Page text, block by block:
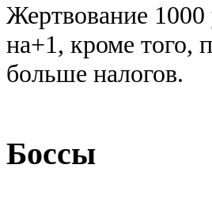
Жертвование
на+1, кроме того,
больше налогов.
Боссы